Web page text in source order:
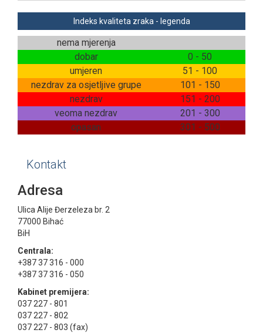
Indeks kvaliteta zraka - legenda
nema mjerenja
dobar
0 - 50
umjeren
51 - 100
nezdrav za osjetljive grupe
101 - 150
nezdrav
151 - 200
veoma nezdrav
201 - 300
opasan
301 - 500
Kontakt
Adresa
Ulica Alije Đerzeleza br. 2
77000 Bihać
BiH
Centrala:
+387 37 316 - 000
+387 37 316 - 050
Kabinet premijera:
037 227 - 801
037 227 - 802
037 227 - 803 (fax)